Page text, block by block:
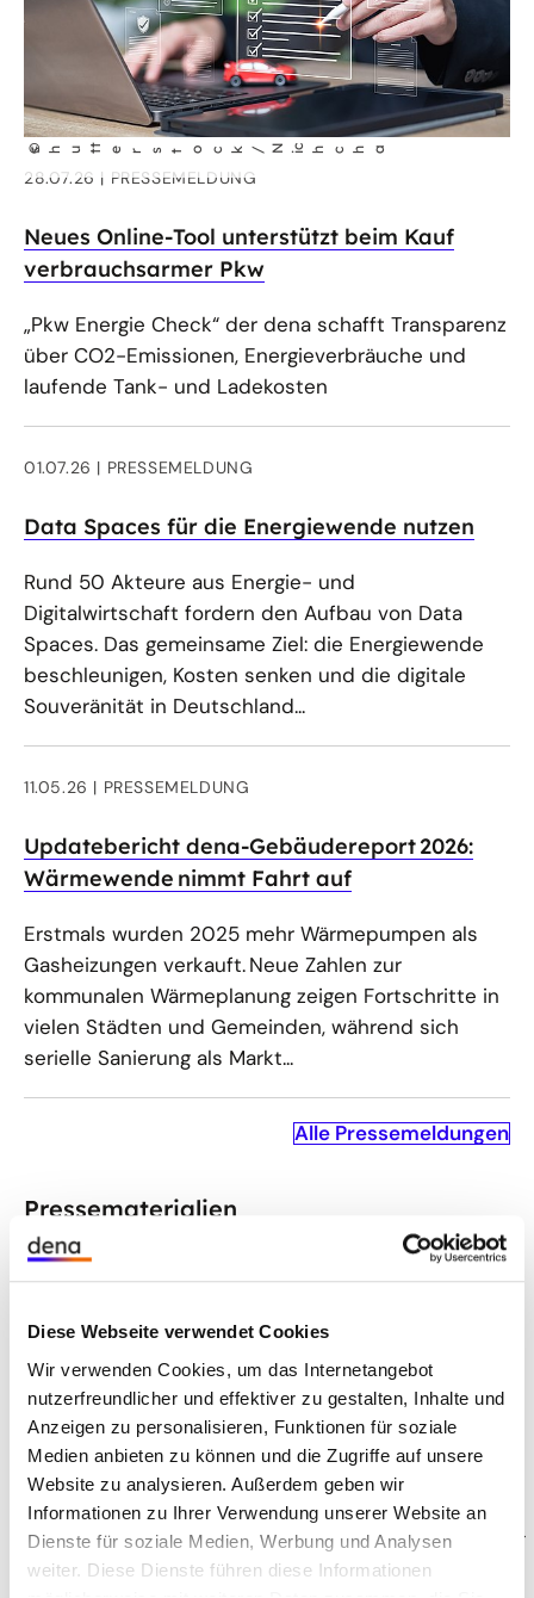
Diese Webseite verwendet Cookies
Wir verwenden Cookies, um das Internetangebot
nutzerfreundlicher und effektiver zu gestalten, Inhalte und
Anzeigen zu personalisieren, Funktionen für soziale
Medien anbieten zu können und die Zugriffe auf unsere
Website zu analysieren. Außerdem geben wir
Informationen zu Ihrer Verwendung unserer Website an
Dienste für soziale Medien, Werbung und Analysen
weiter. Diese Dienste führen diese Informationen
©
shut t
erstock/ N i chcha
28.07.26 PRESSEMELDUNG
Neues Online-Tool unterstützt beim Kauf
verbrauchsarmer Pkw
„Pkw Energie Check“ der dena schafft Transparenz
über CO2-Emissionen, Energieverbräuche und
laufende Tank- und Ladekosten
01.07.26 PRESSEMELDUNG
Data Spaces für die Energiewende nutzen
Rund 50 Akteure aus Energie- und
Digitalwirtschaft fordern den Aufbau von Data
Spaces. Das gemeinsame Ziel: die Energiewende
beschleunigen, Kosten senken und die digitale
Souveränität in Deutschland...
11.05.26 PRESSEMELDUNG
Updatebericht dena-Gebäudereport 2026:
Wärmewende nimmt Fahrt auf
Erstmals wurden 2025 mehr Wärmepumpen als
Gasheizungen verkauft. Neue Zahlen zur
kommunalen Wärmeplanung zeigen Fortschritte in
vielen Städten und Gemeinden, während sich
serielle Sanierung als Markt...
Alle Pressemeldungen
Pressematerialien
f
l
Die Geschäftsführung der dena